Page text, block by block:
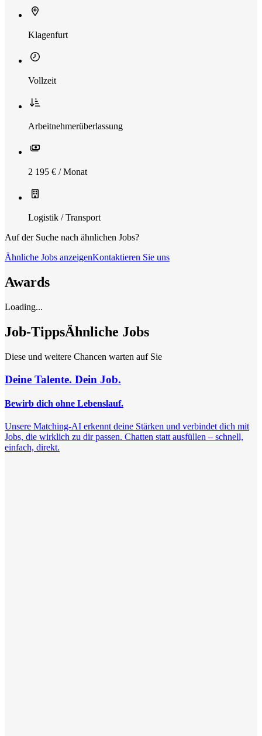
Klagenfurt
Vollzeit
Arbeitnehmerüberlassung
2 195 € / Monat
Logistik / Transport
Auf der Suche nach ähnlichen Jobs?
Ähnliche Jobs anzeigenKontaktieren Sie uns
Awards
Loading...
Job-TippsÄhnliche Jobs
Diese und weitere Chancen warten auf Sie
Deine Talente. Dein Job.
Bewirb dich ohne Lebenslauf.
Unsere Matching-AI erkennt deine Stärken und verbindet dich mit
Jobs, die wirklich zu dir passen. Chatten statt ausfüllen – schnell,
einfach, direkt.